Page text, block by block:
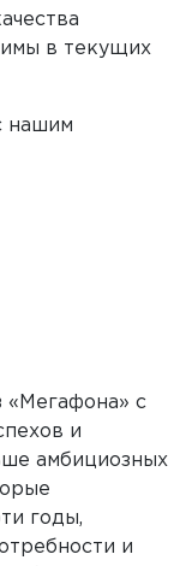
в текущих
нашим
«Мегафона» с
и
амбициозных
годы,
и